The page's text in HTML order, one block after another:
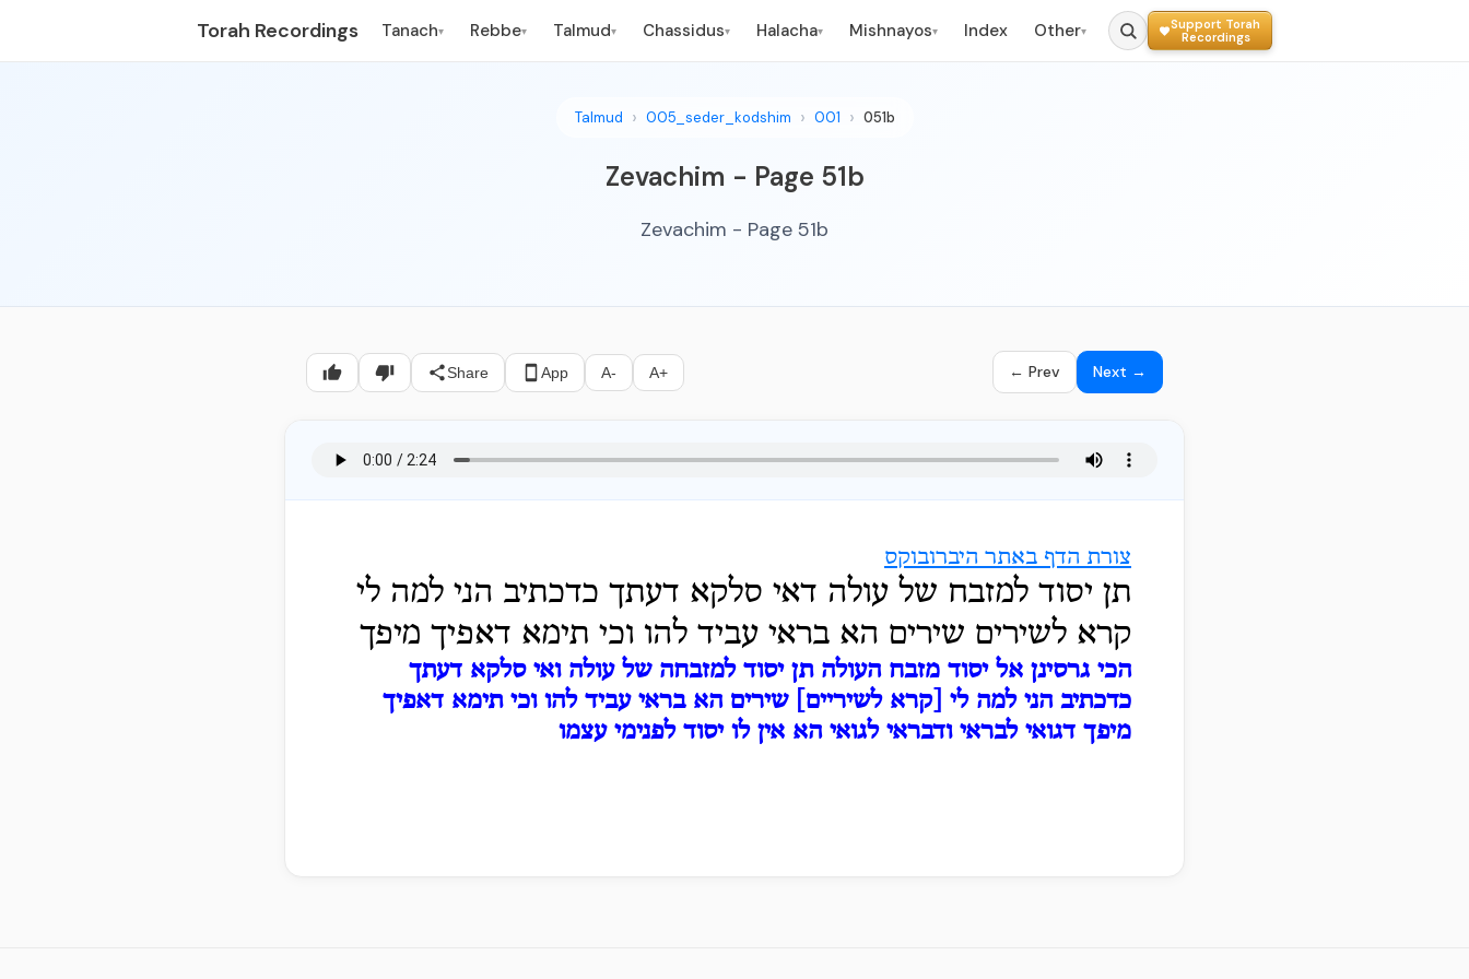
Torah Recordings Tanach▾ Rebbe▾ Talmud▾ Chassidus▾ Halacha▾ Mishnayos▾ Index Other▾
Support Torah
Recordings
Talmud 005_seder_kodshim 001 051b
Zevachim - Page 51b
Zevachim - Page 51b
Share App A- A+ ← Prev Next →
צורת הדף באתר היברובוקס
תן יסוד למזבח של עולה דאי סלקא דעתך כדכתיב הני למה לי
קרא לשירים שירים הא בראי עביד להו וכי תימא דאפיך מיפך
הכי גרסינן אל יסוד מזבח העולה תן יסוד למזבחה של עולה ואי סלקא דעתך
כדכתיב הני למה לי [קרא לשיריים] שירים הא בראי עביד להו וכי תימא דאפיך
מיפך דגואי לבראי ודבראי לגואי הא אין לו יסוד לפנימי עצמו